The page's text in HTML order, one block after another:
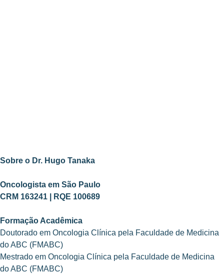
Sobre o Dr. Hugo Tanaka
Oncologista em São Paulo
CRM 163241 | RQE 100689
Formação Acadêmica
Doutorado em Oncologia Clínica pela Faculdade de Medicina
do ABC (FMABC)
Mestrado em Oncologia Clínica pela Faculdade de Medicina
do ABC (FMABC)